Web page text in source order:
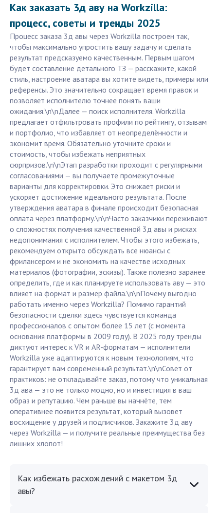
Как заказать 3д аву на Workzilla:
процесс, советы и тренды 2025
Процесс заказа 3д авы через Workzilla построен так,
чтобы максимально упростить вашу задачу и сделать
результат предсказуемо качественным. Первым шагом
будет составление детального ТЗ — расскажите, какой
стиль, настроение аватара вы хотите видеть, примеры или
референсы. Это значительно сокращает время правок и
позволяет исполнителю точнее понять ваши
ожидания.\n\nДалее — поиск исполнителя. Workzilla
предлагает отфильтровать профили по рейтингу, отзывам
и портфолио, что избавляет от неопределённости и
экономит время. Обязательно уточните сроки и
стоимость, чтобы избежать неприятных
сюрпризов.\n\nЭтап разработки проходит с регулярными
согласованиями — вы получаете промежуточные
варианты для корректировки. Это снижает риски и
ускоряет достижение идеального результата. После
утверждения аватара в финале происходит безопасная
оплата через платформу.\n\nЧасто заказчики переживают
о сложностях получения качественной 3д авы и рисках
недопонимания с исполнителем. Чтобы этого избежать,
рекомендуем открыто обсуждать все нюансы с
фрилансером и не экономить на качестве исходных
материалов (фотографии, эскизы). Также полезно заранее
определить, где и как планируете использовать аву — это
влияет на формат и размер файла.\n\nПочему выгодно
работать именно через Workzilla? Помимо гарантий
безопасности сделки здесь чувствуется команда
профессионалов с опытом более 15 лет (с момента
основания платформы в 2009 году). В 2025 году тренды
диктуют интерес к VR и AR-форматам — исполнители
Workzilla уже адаптируются к новым технологиям, что
гарантирует вам современный результат.\n\nСовет от
практиков: не откладывайте заказ, потому что уникальная
3д ава — это не только модно, но и инвестиция в ваш
образ и репутацию. Чем раньше вы начнёте, тем
оперативнее появится результат, который вызовет
восхищение у друзей и подписчиков. Закажите 3д аву
через Workzilla — и получите реальные преимущества без
лишних хлопот!
Как избежать расхождений с макетом 3д
авы?